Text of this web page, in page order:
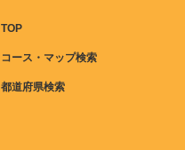
TOP
コース・マップ検索
都道府県検索